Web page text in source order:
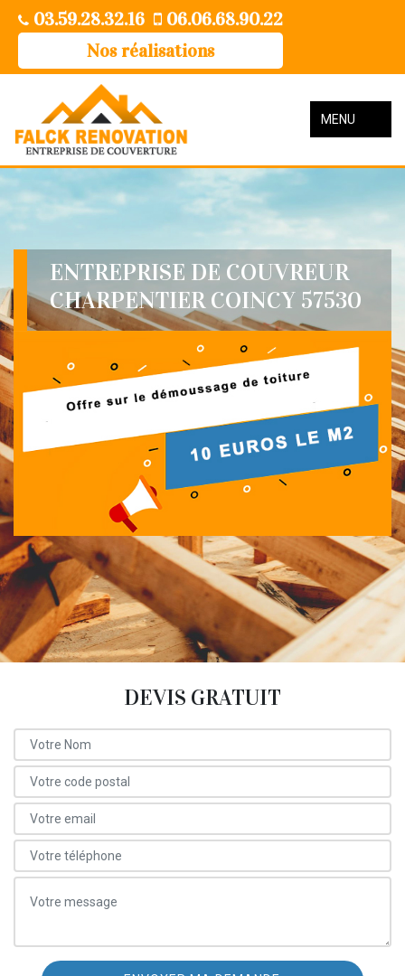
03.59.28.32.16
06.06.68.90.22
Nos réalisations
MENU
ENTREPRISE DE COUVREUR
CHARPENTIER COINCY 57530
DEVIS GRATUIT